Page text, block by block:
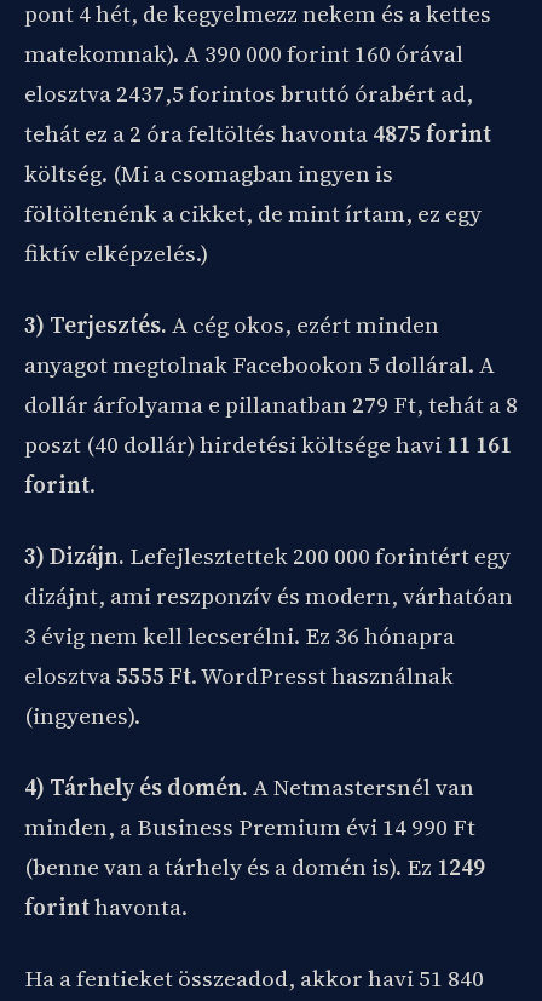
pont 4 hét, de kegyelmezz nekem és a kettes
matekomnak). A 390 000 forint 160 órával
elosztva 2437,5 forintos bruttó órabért ad,
tehát ez a 2 óra feltöltés havonta4875 forint
költség. (Mi a csomagban ingyen is
föltöltenénk a cikket, de mint írtam, ez egy
fiktív elképzelés.)
3) Terjesztés.A cég okos, ezért minden
anyagot megtolnak Facebookon 5 dolláral. A
dollár árfolyama e pillanatban 279 Ft, tehát a 8
poszt (40 dollár) hirdetési költsége havi11 161
forint.
3) Dizájn. Lefejlesztettek 200 000 forintért egy
dizájnt, ami reszponzív és modern, várhatóan
3 évig nem kell lecserélni. Ez 36 hónapra
elosztva5555 Ft. WordPresst használnak
(ingyenes).
4) Tárhely és domén.A Netmastersnél van
minden, a Business Premium évi 14 990 Ft
(benne van a tárhely és a domén is). Ez 1249
forinthavonta.
Ha a fentieket összeadod, akkor havi 51 840